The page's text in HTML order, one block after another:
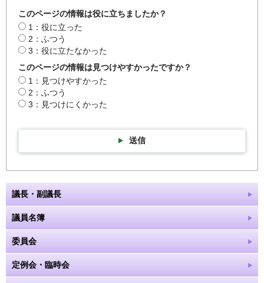
このページの情報は役に立ちましたか？
1：役に立った
2：ふつう
3：役に立たなかった
このページの情報は見つけやすかったですか？
1：見つけやすかった
2：ふつう
3：見つけにくかった
送信
議長・副議長
議員名簿
委員会
定例会・臨時会